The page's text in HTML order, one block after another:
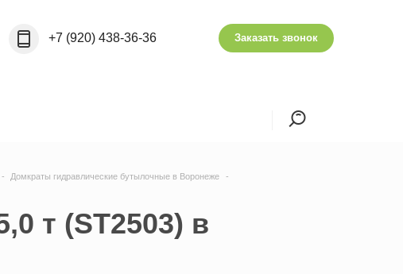
+7 (920) 438-36-36 Заказать звонок
Домкраты гидравлические бутылочные в Воронеже
т (ST2503) в